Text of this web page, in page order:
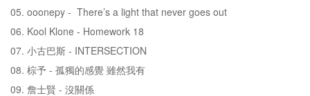
05. ooonepy - There’s a light that never goes out
06. Kool Klone - Homework 18
07. 小古巴斯 - INTERSECTION
08. 棕予 - 孤獨的感覺 雖然我有
09. 詹士賢 - 沒關係